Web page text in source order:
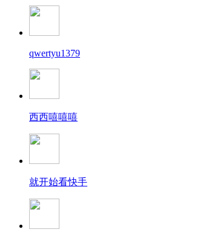
qwertyu1379
西西嘻嘻嘻
就开始看快手